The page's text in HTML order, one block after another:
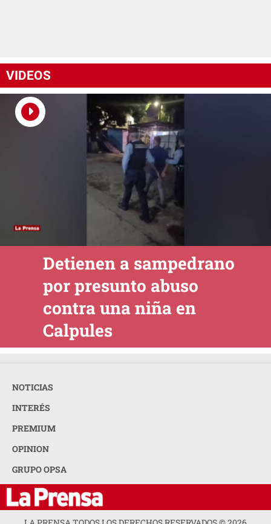
VIDEOS
Detienen a sampedrano
por presunto abuso
contra una niña en
Calpules
NOTICIAS
INTERÉS
PREMIUM
OPINION
GRUPO OPSA